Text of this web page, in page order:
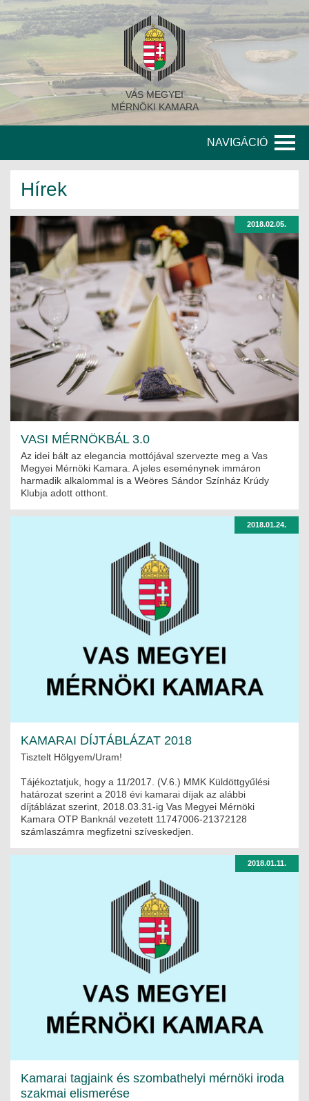
VAS MEGYEI
MÉRNÖKI KAMARA
NAVIGÁCIÓ
SZERVEZETI FELÉPÍTÉS
KITÜNTETETT MÉRNÖKÖK
KORÁBBI TISZTSÉGVISELŐK
MÉRNÖK ELŐDÖK
MŰKÖDÉS
JOGOSULTSÁGOK
IGAZGATÁSI, SZOLGÁLTATÁSI DÍJAK
MŰKÖDÉSI DOKUMENTUMOK
KÖZÉRDEKŰ ADATOK
GEODÉZIAI ÉS GEOINFORMATIKAI
KÖRNYEZETVÉDELMI
KÖZLEKEDÉSI
TARTÓSZERKEZETI
VÍZÉPÍTÉSI ÉS VÍZGAZDÁLKODÁSI
HÍRKÖZLÉSI ÉS INFORMATIKAI
TOVÁBBKÉPZÉSI KÖTELEZETTSÉGEK
JOGI KÖTELEZETTSÉGEK
SZAKMAI KÖTELEZETTSÉGEK
MÉRNÖKI VÁLLALKOZÁSOK
MÉRNÖKI VÁLLALKOZÁSOK
KAPCSOLAT
Hírek
2018.02.05.
VASI MÉRNÖKBÁL 3.0
Az idei bált az elegancia mottójával szervezte meg a Vas
Megyei Mérnöki Kamara. A jeles eseménynek immáron
harmadik alkalommal is a Weöres Sándor Színház Krúdy
Klubja adott otthont.
2018.01.24.
KAMARAI DÍJTÁBLÁZAT 2018
Tisztelt Hölgyem/Uram!
Tájékoztatjuk, hogy a 11/2017. (V.6.) MMK Küldöttgyűlési
határozat szerint a 2018 évi kamarai díjak az alábbi
díjtáblázat szerint, 2018.03.31-ig Vas Megyei Mérnöki
Kamara OTP Banknál vezetett 11747006-21372128
számlaszámra megfizetni szíveskedjen.
2018.01.11.
Kamarai tagjaink és szombathelyi mérnöki iroda
szakmai elismerése